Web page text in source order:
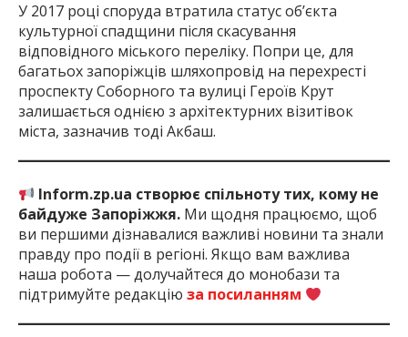
У 2017 році споруда втратила статус об’єкта
культурної спадщини після скасування
відповідного міського переліку. Попри це, для
багатьох запоріжців шляхопровід на перехресті
проспекту Соборного та вулиці Героїв Крут
залишається однією з архітектурних візитівок
міста, зазначив тоді Акбаш.
Inform.zp.ua створює спільноту тих, кому не
байдуже Запоріжжя. Ми щодня працюємо, щоб
ви першими дізнавалися важливі новини та знали
правду про події в регіоні. Якщо вам важлива
наша робота — долучайтеся до монобази та
підтримуйте редакцію за посиланням